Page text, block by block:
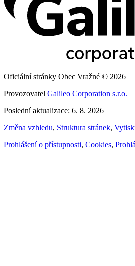
Oficiální stránky Obec Vražné © 2026
Provozovatel Galileo Corporation s.r.o.
Poslední aktualizace: 6. 8. 2026
Změna vzhledu, Struktura stránek,
Prohlášení o přístupnosti, Cookies,